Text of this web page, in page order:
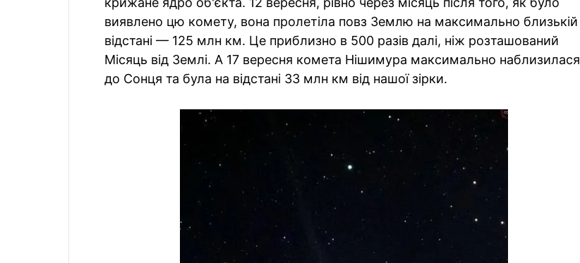
виявлено цю комету, вона пролетіла повз Землю на максимально близькій
відстані — 125 млн км. Це приблизно в 500 разів далі, ніж розташований
Місяць від Землі. А 17 вересня комета Нішимура максимально наблизилася
до Сонця та була на відстані 33 млн км від нашої зірки.